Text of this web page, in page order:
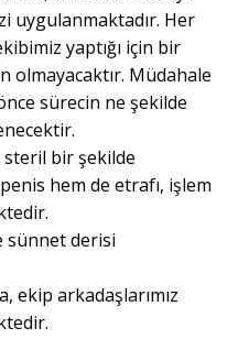
uygulanmaktadır. Her
yaptığı için bir
olmayacaktır. Müdahale
sürecin ne şekilde
steril bir şekilde
hem de etrafı, işlem
sünnet derisi
ekip arkadaşlarımız